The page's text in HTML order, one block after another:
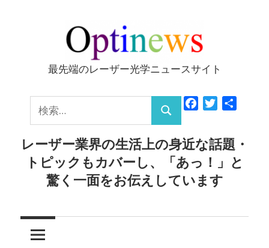
ッ
Optinews
最先端のレーザー光学ニュースサイト
索:
検
索
FacebookTwitter
レーザー業界の生活上の身近な話題・
トピックもカバーし、「あっ！」と
驚く一面をお伝えしています